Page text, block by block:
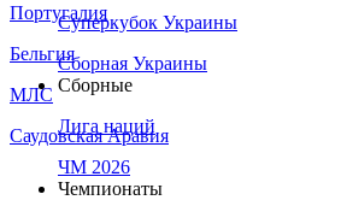
Португалия
Бельгия
МЛС
Саудовская Аравия
Суперкубок Украины
Сборная Украины
Сборные
Лига наций
ЧМ 2026
Чемпионаты